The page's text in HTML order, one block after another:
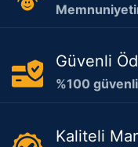
Güvenli
%100
Kaliteli